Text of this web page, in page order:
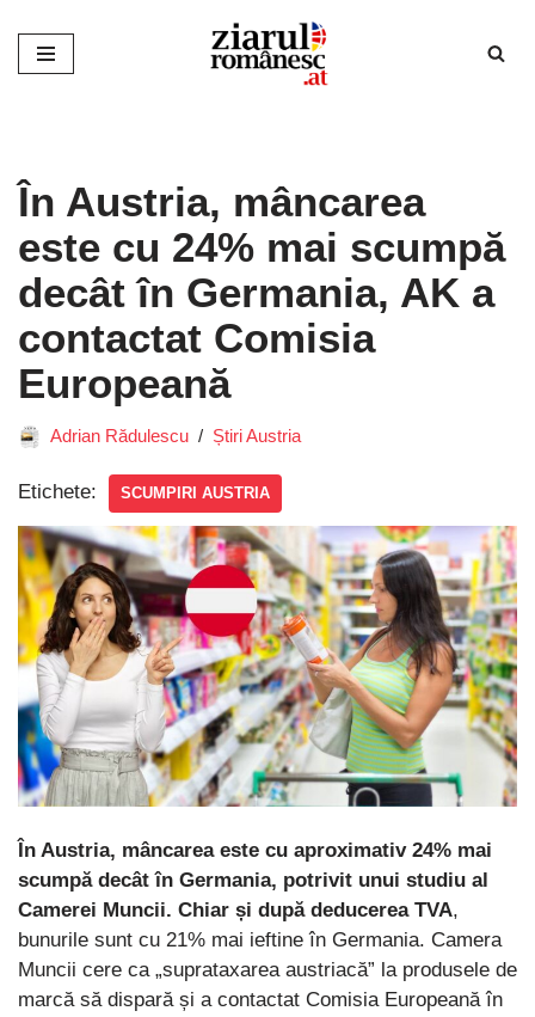
Sari
În Austria, mâncarea
este cu 24% mai scumpă
decât în Germania, AK a
contactat Comisia
Europeană
Adrian Rădulescu Știri Austria
Etichete: SCUMPIRI AUSTRIA
În Austria, mâncarea este cu aproximativ 24% mai
scumpă decât în Germania, potrivit unui studiu al
Camerei Muncii. Chiar și după deducerea TVA,
bunurile sunt cu 21% mai ieftine în Germania. Camera
Muncii cere ca „suprataxarea austriacă” la produsele de
marcă să dispară și a contactat Comisia Europeană în